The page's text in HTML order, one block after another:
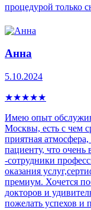
процедурой только
Анна
5.10.2024
★★★★★
Имею опыт
Москвы, есть с чем
приятная
пациенту, что очень
-сотрудники
оказания
премиум. Хочется
докторов и
пожелать успехов и